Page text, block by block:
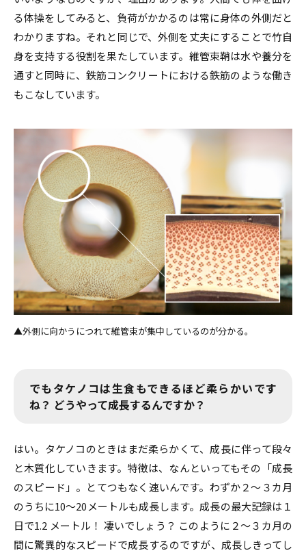
る体操をしてみると、負荷がかかるのは常に身体の外側だと
わかりますね。それと同じで、外側を丈夫にすることで竹自
身を支持する役割を果たしています。維管束鞘は水や養分を
通すと同時に、鉄筋コンクリートにおける鉄筋のような働き
もこなしています。
外側に向かうにつれて維管束が集中しているのが分かる。
でもタケノコは生食もできるほど柔らかいです
ね？ どうやって成長するんですか？
はい。タケノコのときはまだ柔らかくて、成長に伴って段々
と木質化していきます。特徴は、なんといってもその「成長
のスピード」。とてつもなく速いんです。わずか２〜３カ月
のうちに10〜20メートルも成長します。成長の最大記録は１
日で1.2 メートル！ 凄いでしょう？ このように２〜３カ月の
間に驚異的なスピードで成長するのですが、成長しきってし